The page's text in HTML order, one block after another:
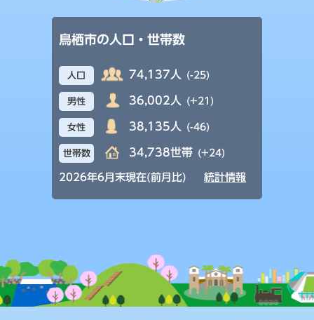
鳥栖市の人口・世帯数
人口 74,137人 (-25)
男性 36,002人 (+21)
女性 38,135人 (-46)
世帯数 34,738世帯 (+24)
2026年6月末現在(前月比) 統計情報